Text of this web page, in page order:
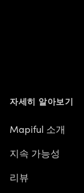
자세히 알아보기
Mapiful 소개
지속 가능성
리뷰